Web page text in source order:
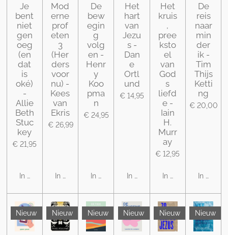
Je
bent
niet
gen
oeg
(en
dat
is
oké)
-
Allie
Beth
Stuc
key
€ 21,95
In winkelwagen
Mod
erne
prof
eten
3
(Her
ders
voor
nu) -
Kees
van
Ekris
€ 26,99
In winkelwagen
De
bew
egin
g
volg
en -
Henr
y
Koo
pma
n
€ 24,95
In winkelwagen
Het
hart
van
Jezu
s -
Dan
e
Ortl
und
€ 14,95
In winkelwagen
Het
kruis
,
pree
ksto
el
van
God
s
liefd
e -
Iain
H.
Murr
ay
€ 12,95
In winkelwagen
De
reis
naar
min
der
ik -
Tim
Thijs
Ketti
ng
€ 20,00
In
Nieuw Nieuw Nieuw Nieuw Nieuw Nieuw